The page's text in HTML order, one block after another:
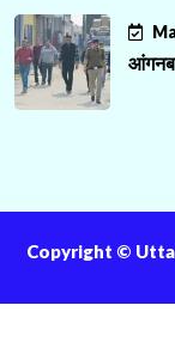
Copyright ©️